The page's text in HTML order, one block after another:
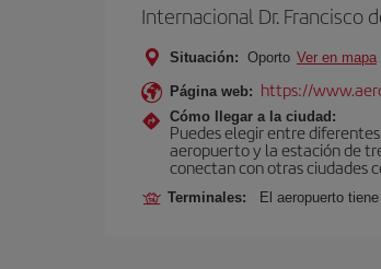
Internacional Dr. Francisco
Situación: Oporto Ver en mapa
Página web: https://
Cómo llegar a la ciudad:
Puedes elegir entre
aeropuerto y la estación de
conectan con otras ciudades
Terminales: El aeropuerto